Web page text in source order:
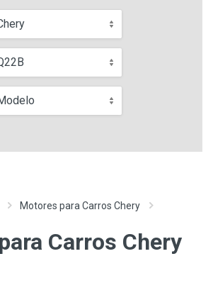
Motores para Carros Chery
Carros Chery